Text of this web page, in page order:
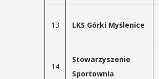
13 LKS Górki Myślenice
14
Stowarzyszenie
Sportownia